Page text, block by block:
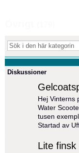
Diskussioner
Hej Vinterns
Water
tusen
Startad av
Lite finsk